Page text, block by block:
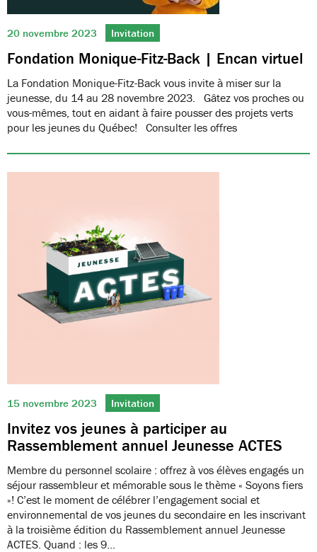
20 novembre 2023 Invitation
Fondation Monique-Fitz-Back | Encan virtuel
La Fondation Monique-Fitz-Back vous invite à miser sur la
jeunesse, du 14 au 28 novembre 2023. Gâtez vos proches ou
vous-mêmes, tout en aidant à faire pousser des projets verts
pour les jeunes du Québec! Consulter les offres
15 novembre 2023 Invitation
Invitez vos jeunes à participer au
Rassemblement annuel Jeunesse ACTES
Membre du personnel scolaire : offrez à vos élèves engagés un
séjour rassembleur et mémorable sous le thème « Soyons fiers
»! C’est le moment de célébrer l’engagement social et
environnemental de vos jeunes du secondaire en les inscrivant
à la troisième édition du Rassemblement annuel Jeunesse
ACTES. Quand : les 9…